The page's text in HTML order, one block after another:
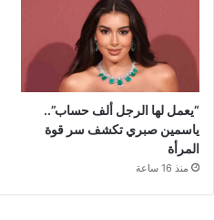
“يعمل لها الرجل ألف حساب”..
ياسمين صبري تكشف سر قوة
المرأة
منذ 16 ساعة